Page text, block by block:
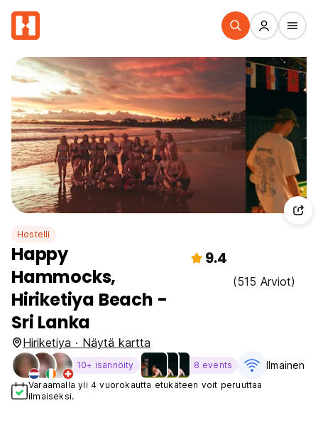
Hostelli
Happy
Hammocks,
Hiriketiya Beach -
Sri Lanka
9.4
(515 Arviot)
Hiriketiya · Näytä kartta
10+ isännöity 8 events Ilmainen
Varaamalla yli 4 vuorokautta etukäteen voit peruuttaa
ilmaiseksi.